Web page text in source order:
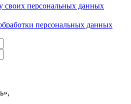
своих персональных данных
персональных данных